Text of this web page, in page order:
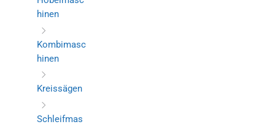
hinen
Kombimasc
hinen
Kreissägen
Schleifmas